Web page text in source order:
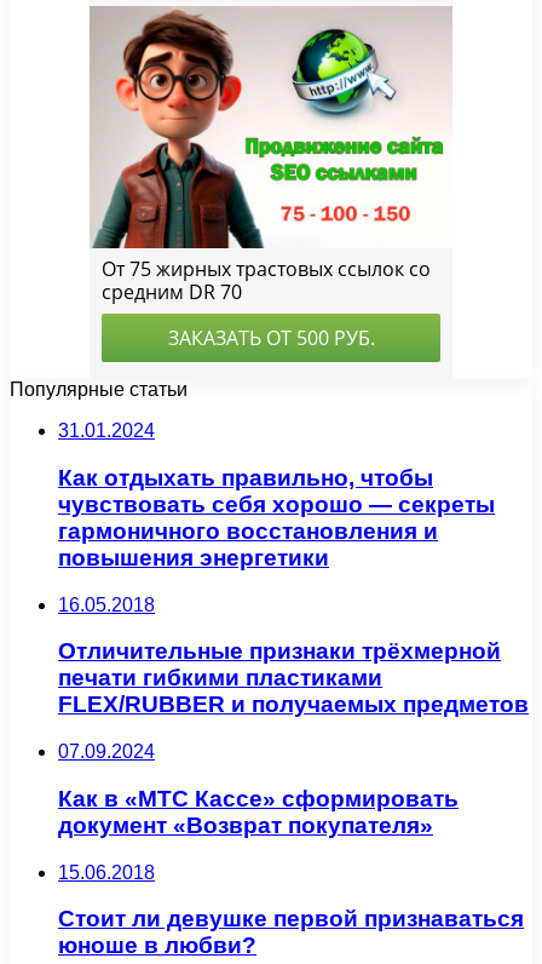
Популярные статьи
31.01.2024
Как отдыхать правильно, чтобы
чувствовать себя хорошо — секреты
гармоничного восстановления и
повышения энергетики
16.05.2018
Отличительные признаки трёхмерной
печати гибкими пластиками
FLEX/RUBBER и получаемых предметов
07.09.2024
Как в «МТС Кассе» сформировать
документ «Возврат покупателя»
15.06.2018
Стоит ли девушке первой признаваться
юноше в любви?